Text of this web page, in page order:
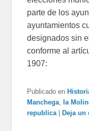
parte de los
ayuntamientos
designados sin
conforme al
1907:
Publicado en
Manchega, la
republica
Deja un